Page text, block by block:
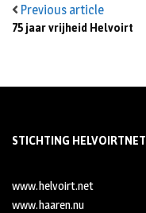
Previous article
75 jaar vrijheid Helvoirt
STICHTING HELVOIRTNET
www.helvoirt.net
www.haaren.nu